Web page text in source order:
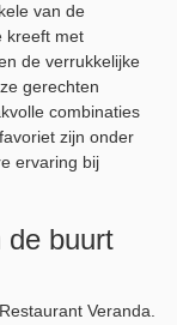
van de
kreeft met
de verrukkelijke
gerechten
combinaties
zijn onder
ervaring bij
de buurt
Veranda.